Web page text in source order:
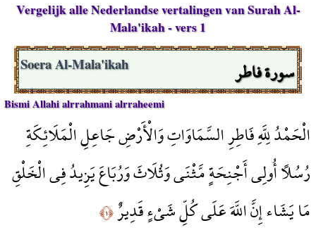
Vergelijk alle Nederlandse vertalingen van Surah Al-
Mala'ikah - vers 1
سورة فاطر Soera Al-Mala'ikah
Bismi Allahi alrrahmani alrraheemi
الْحَمْدُ لِلَّهِ فَاطِرِ السَّمَاوَاتِ وَالْأَرْضِ جَاعِلِ الْمَلَائِكَةِ
رُسُلًا أُولِي أَجْنِحَةٍ مَّثْنَى وَثُلَاثَ وَرُبَاعَ يَزِيدُ فِي الْخَلْقِ
مَا يَشَاء إِنَّ اللَّهَ عَلَى كُلِّ شَيْءٍ قَدِيرٌ﴿١﴾